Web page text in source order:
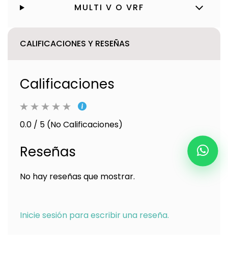
MULTI V O VRF
CALIFICACIONES Y RESEÑAS
Calificaciones
0.0 / 5 (No Calificaciones)
Reseñas
No hay reseñas que mostrar.
Inicie sesión para escribir una reseña.